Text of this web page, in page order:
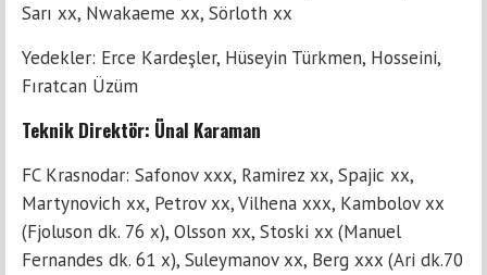
Sarı xx, Nwakaeme xx, Sörloth xx
Yedekler: Erce Kardeşler, Hüseyin Türkmen, Hosseini,
Fıratcan Üzüm
Teknik Direktör: Ünal Karaman
FC Krasnodar: Safonov xxx, Ramirez xx, Spajic xx,
Martynovich xx, Petrov xx, Vilhena xxx, Kambolov xx
(Fjoluson dk. 76 x), Olsson xx, Stoski xx (Manuel
Fernandes dk. 61 x), Suleymanov xx, Berg xxx (Ari dk.70